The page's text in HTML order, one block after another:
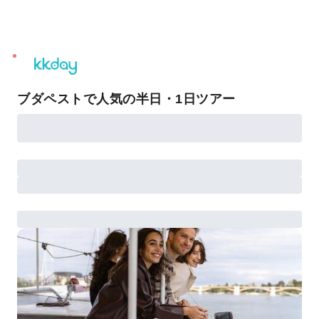
unread
notifications
ブダペストで人気の半日・1日ツアー